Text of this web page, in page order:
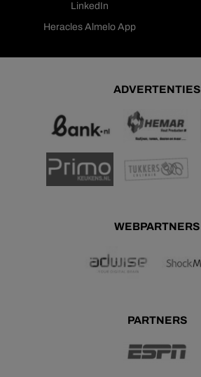
LinkedIn
Heracles Almelo App
ADVERTENTIES
WEBPARTNERS
PARTNERS